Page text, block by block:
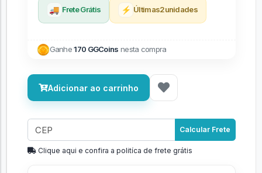
🚚 Frete Grátis ⚡ Últimas2unidades
Ganhe170 GGCoins nesta compra
Adicionar ao carrinho
Calcular Frete
Clique aqui e confira a politíca de frete grátis